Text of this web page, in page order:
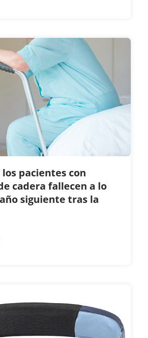
los pacientes con
cadera fallecen a lo
siguiente tras la